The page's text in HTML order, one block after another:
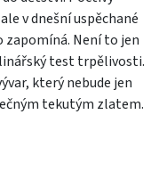
v dnešní uspěchané
zapomíná. Není to jen
test trpělivosti.
který nebude jen
tekutým zlatem.